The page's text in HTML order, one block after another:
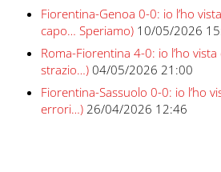
Fiorentina-Genoa 0-0: io l’ho
capo… Speriamo) 10/05/2026
Roma-Fiorentina 4-0: io l’ho
strazio…) 04/05/2026 21:00
Fiorentina-Sassuolo 0-0: io l’ho
errori…) 26/04/2026 12:46